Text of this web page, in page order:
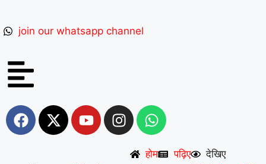
join our whatsapp channel
होम पढ़िए
देखिए